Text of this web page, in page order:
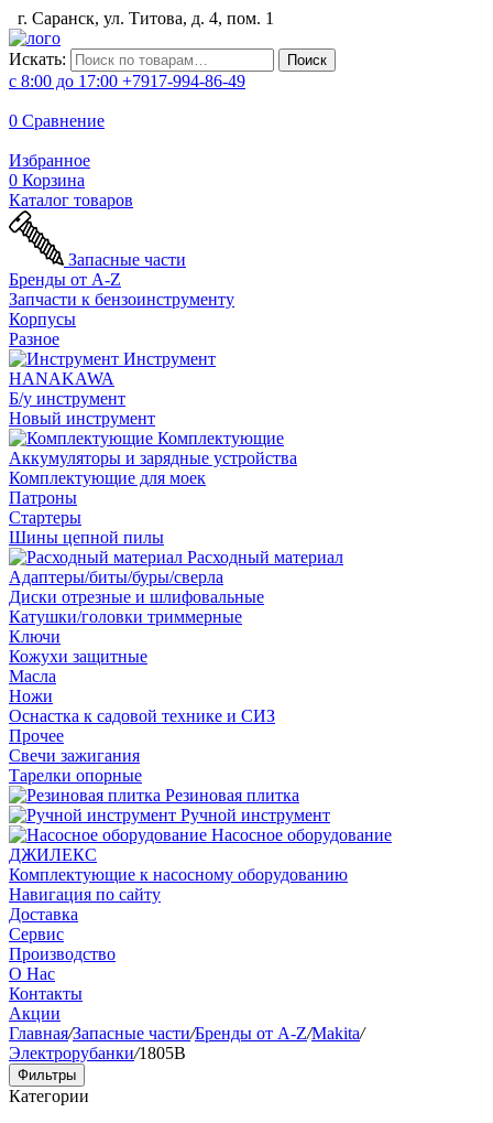
г. Саранск, ул. Титова, д. 4, пом. 1
Искать: Поиск
с 8:00 до 17:00 +7917-994-86-49
0 Сравнение
Избранное
0 Корзина
Каталог товаров
Запасные части
Бренды от A-Z
Запчасти к бензоинструменту
Корпусы
Разное
Инструмент
HANAKAWA
Б/у инструмент
Новый инструмент
Комплектующие
Аккумуляторы и зарядные устройства
Комплектующие для моек
Патроны
Стартеры
Шины цепной пилы
Расходный материал
Адаптеры/биты/буры/сверла
Диски отрезные и шлифовальные
Катушки/головки триммерные
Ключи
Кожухи защитные
Масла
Ножи
Оснастка к садовой технике и СИЗ
Прочее
Свечи зажигания
Тарелки опорные
Резиновая плитка
Ручной инструмент
Насосное оборудование
ДЖИЛЕКС
Комплектующие к насосному оборудованию
Навигация по сайту
Доставка
Сервис
Производство
О Нас
Контакты
Акции
Главная/Запасные части/Бренды от A-Z/Makita/
Электрорубанки/1805B
Фильтры
Категории